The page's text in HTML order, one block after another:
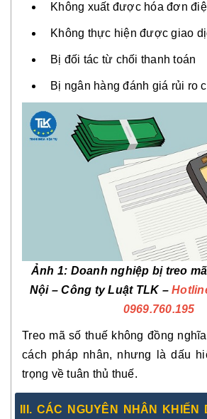
Không xuất được hóa đơn
Không thực hiện được giao
Bị đối tác từ chối thanh toán
Bị ngân hàng đánh giá rủi ro
Ảnh 1: Doanh nghiệp bị treo
Nội – Công ty Luật TLK –
0969.760.195
Treo mã số thuế không đồng
cách pháp nhân, nhưng là dấu
trọng về tuân thủ thuế.
III. CÁC NGUYÊN NHÂN KHIẾN